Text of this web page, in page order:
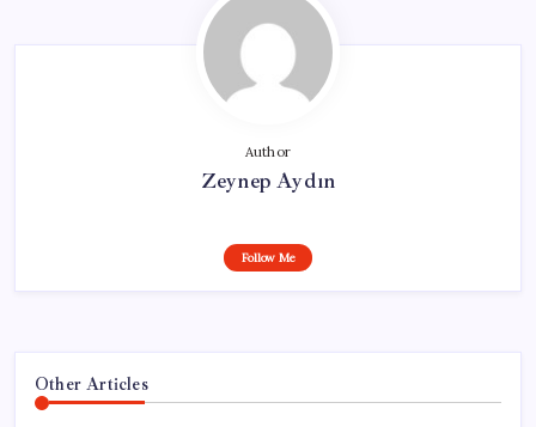
Author
Zeynep Aydın
Follow Me
Other Articles